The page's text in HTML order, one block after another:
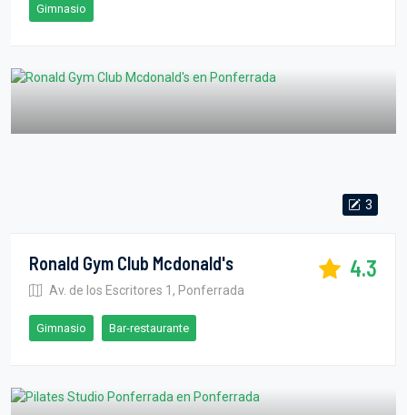
Gimnasio
3
Ronald Gym Club Mcdonald's
Av. de los Escritores 1, Ponferrada
4.3
Gimnasio Bar-restaurante